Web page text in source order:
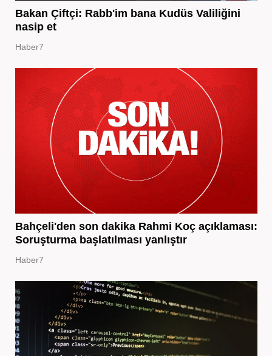
Bakan Çiftçi: Rabb'im bana Kudüs Valiliğini
nasip et
Haber7
Bahçeli'den son dakika Rahmi Koç açıklaması:
Soruşturma başlatılması yanlıştır
Haber7